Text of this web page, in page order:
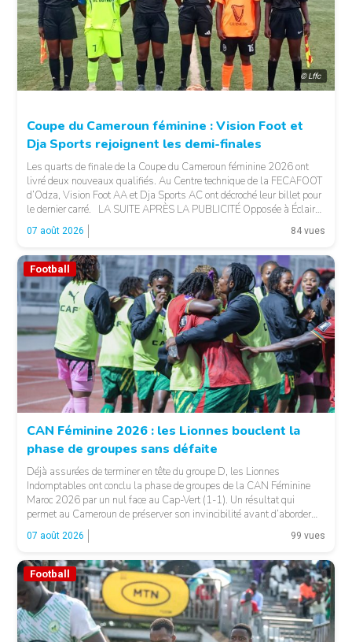
© Lffc
Coupe du Cameroun féminine : Vision Foot et
Dja Sports rejoignent les demi-finales
Les quarts de finale de la Coupe du Cameroun féminine 2026 ont
livré deux nouveaux qualifiés. Au Centre technique de la FECAFOOT
d’Odza, Vision Foot AA et Dja Sports AC ont décroché leur billet pour
le dernier carré. LA SUITE APRÈS LA PUBLICITÉ Opposée à Éclair
FF, Vision Foot a dû patienter jusqu’à la […]
07 août 2026 84 vues
Football
CAN Féminine 2026 : les Lionnes bouclent la
phase de groupes sans défaite
Déjà assurées de terminer en tête du groupe D, les Lionnes
Indomptables ont conclu la phase de groupes de la CAN Féminine
Maroc 2026 par un nul face au Cap-Vert (1-1). Un résultat qui
permet au Cameroun de préserver son invincibilité avant d’aborder
les choses sérieuses. Les Camerounaises ont rapidement pris le
contrôle des opérations […]
07 août 2026 99 vues
Football